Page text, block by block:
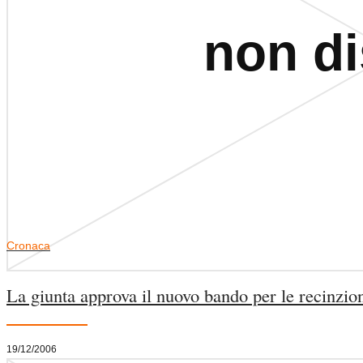
Cronaca
La giunta approva il nuovo bando per le
19/12/2006